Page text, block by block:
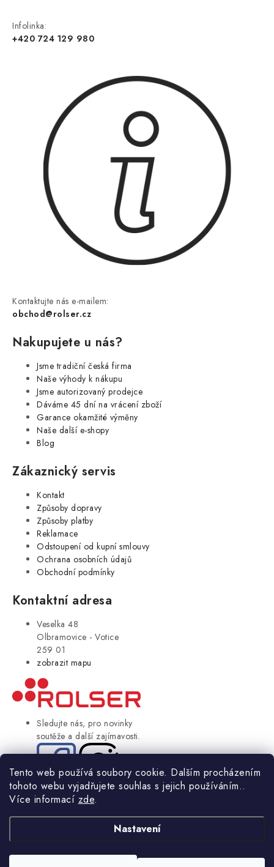
Tento web používá soubory cookie. Dalším procházením
tohoto webu vyjadřujete souhlas s jejich používáním..
Více informací zde.
Nastavení
Infolinka:
+420 724 129 980
Kontaktujte nás e-mailem:
obchod@rolser.cz
Nakupujete u nás?
Jsme tradiční česká firma
Naše výhody k nákupu
Jsme autorizovaný prodejce
Dáváme 45 dní na vrácení zboží
Garance okamžité výměny
Naše další e-shopy
Blog
Zákaznický servis
Kontakt
Způsoby dopravy
Způsoby platby
Reklamace
Odstoupení od kupní smlouvy
Ochrana osobních údajů
Obchodní podmínky
Kontaktní adresa
Veselka 48
Olbramovice - Votice
259 01
zobrazit mapu
Sledujte nás, pro novinky
soutěže a další zajímavosti.
© Copyright 2004-2024 Rolser.cz | webdesign